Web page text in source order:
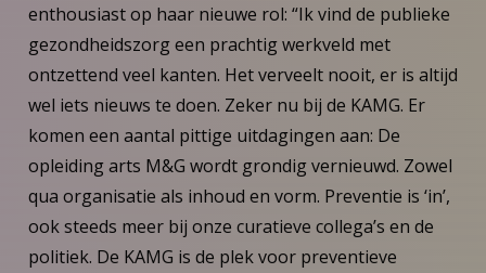
enthousiast op haar nieuwe rol: “Ik vind de publieke
gezondheidszorg een prachtig werkveld met
ontzettend veel kanten. Het verveelt nooit, er is altijd
wel iets nieuws te doen. Zeker nu bij de KAMG. Er
komen een aantal pittige uitdagingen aan: De
opleiding arts M&G wordt grondig vernieuwd. Zowel
qua organisatie als inhoud en vorm. Preventie is ‘in’,
ook steeds meer bij onze curatieve collega’s en de
politiek. De KAMG is de plek voor preventieve